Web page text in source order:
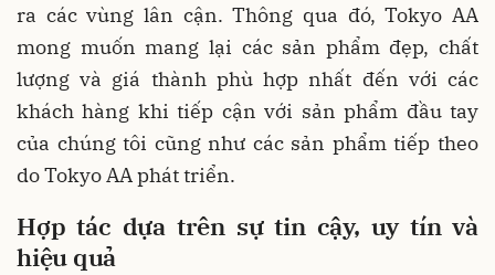
ra các vùng lân cận. Thông qua đó, Tokyo AA
mong muốn mang lại các sản phẩm đẹp, chất
lượng và giá thành phù hợp nhất đến với các
khách hàng khi tiếp cận với sản phẩm đầu tay
của chúng tôi cũng như các sản phẩm tiếp theo
do Tokyo AA phát triển.
Hợp tác dựa trên sựtin cậy, uy tínvà
hiệu quả